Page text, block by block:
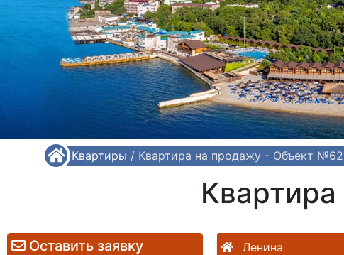
/ Квартиры / Квартира на продажу - Объект
Оставить заявку Ленина